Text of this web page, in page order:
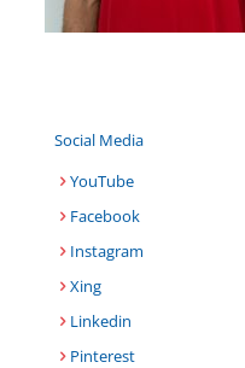
Social Media
YouTube
Facebook
Instagram
Xing
Linkedin
Pinterest